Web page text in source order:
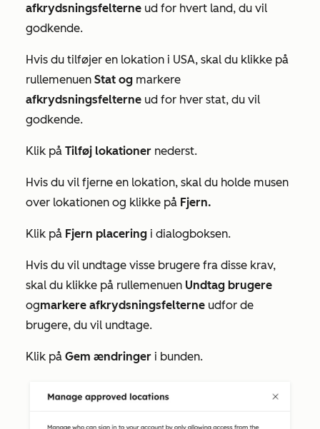
afkrydsningsfelterne ud for hvert land, du vil
godkende.
Hvis du tilføjer en lokation i USA, skal du klikke på
rullemenuen Stat og markere
afkrydsningsfelterne ud for hver stat, du vil
godkende.
Klik på Tilføj lokationer nederst.
Hvis du vil fjerne en lokation, skal du holde musen
over lokationen og klikke på Fjern.
Klik på Fjern placering i dialogboksen.
Hvis du vil undtage visse brugere fra disse krav,
skal du klikke på rullemenuen Undtag brugere
ogmarkere afkrydsningsfelterne udfor de
brugere, du vil undtage.
Klik på Gem ændringer i bunden.